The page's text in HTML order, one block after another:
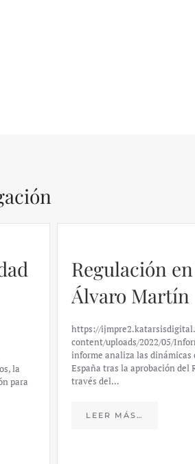
la
para
Regulación
Álvaro Martín
https://
content/uploads/2022/05/
informe analiza las dinámicas
España tras la aprobación del
través del…
LEER MÁS…